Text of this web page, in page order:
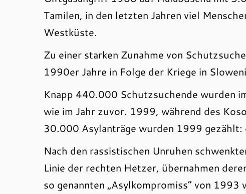
Tamilen, in den letzten Jahren viel
Westküste.
Zu einer starken Zunahme von
1990er Jahre in Folge der Kriege in
Knapp 440.000 Schutzsuchende wurden
wie im Jahr zuvor. 1999, während des
30.000 Asylanträge wurden 1999
Nach den rassistischen Unruhen
Linie der rechten Hetzer, übernahmen
so genannten „Asylkompromiss“ von